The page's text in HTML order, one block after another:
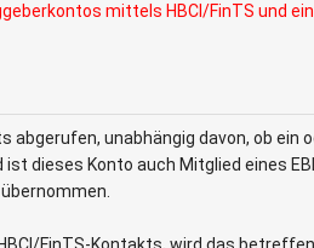
mittels HBCI/FinTS und
unabhängig davon, ob ein
dieses Konto auch Mitglied eines